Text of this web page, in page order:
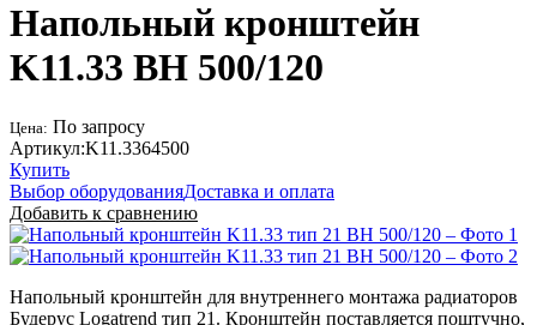
Напольный кронштейн
K11.33 BH 500/120
Цена: По запросу
Артикул:K11.3364500
Купить
Выбор оборудованияДоставка и оплата
Добавить к сравнению
Напольный кронштейн для внутреннего монтажа радиаторов
Будерус Logatrend тип 21. Кронштейн поставляется поштучно,